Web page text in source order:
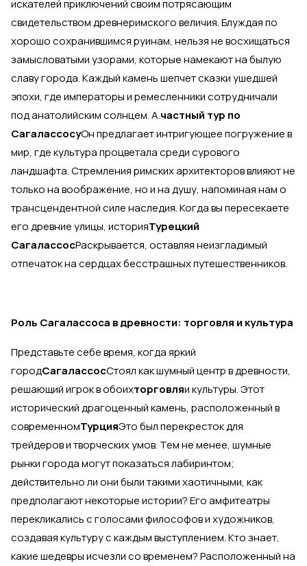
искателей приключений своим потрясающим
свидетельством древнеримского величия. Блуждая по
хорошо сохранившимся руинам, нельзя не восхищаться
замысловатыми узорами, которые намекают на былую
славу города. Каждый камень шепчет сказки ушедшей
эпохи, где императоры и ремесленники сотрудничали
под анатолийским солнцем. А.частный тур по
СагалассосуОн предлагает интригующее погружение в
мир, где культура процветала среди сурового
ландшафта. Стремления римских архитекторов влияют не
только на воображение, но и на душу, напоминая нам о
трансцендентной силе наследия. Когда вы пересекаете
его древние улицы, историяТурецкий
СагалассосРаскрывается, оставляя неизгладимый
отпечаток на сердцах бесстрашных путешественников.
Роль Сагалассоса в древности: торговля и культура
Представьте себе время, когда яркий
городСагалассосСтоял как шумный центр в древности,
решающий игрок в обоихторговляи культуры. Этот
исторический драгоценный камень, расположенный в
современномТурцияЭто был перекресток для
трейдеров и творческих умов. Тем не менее, шумные
рынки города могут показаться лабиринтом;
действительно ли они были такими хаотичными, как
предполагают некоторые истории? Его амфитеатры
перекликались с голосами философов и художников,
создавая культуру с каждым выступлением. Кто знает,
какие шедевры исчезли со временем? Расположенный на